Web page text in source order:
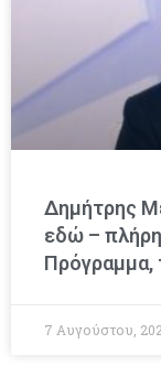
Δημήτρης
εδώ –
Πρόγραμμα,
7 Αυγούστου,